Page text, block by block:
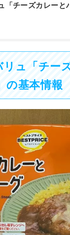
チーズカレーと
リュ「チー
の基本情報